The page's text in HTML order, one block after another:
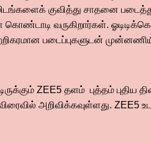
குவித்து சாதனை
வருகிறார்கள்.
படைப்புகளுடன்
ZEE5 தளம் புத்தம் புதிய
அறிவிக்கவுள்ளது.